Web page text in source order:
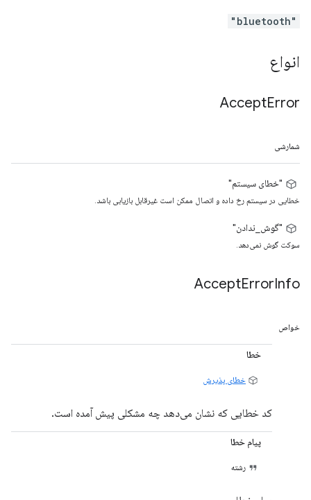
"bluetooth"
انواع
AcceptError
شمارشی
"خطای سیستم"
خطایی در سیستم رخ داده و اتصال ممکن است غیرقابل بازیابی باشد.
"گوش_ندادن"
سوکت گوش نمی‌دهد.
AcceptErrorInfo
خواص
خطا
خطای پذیرش
کد خطایی که نشان می‌دهد چه مشکلی پیش آمده است.
پیام خطا
رشته